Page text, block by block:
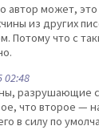
автор может,
из других
Потому что с
разрушающие
что второе —
в силу по